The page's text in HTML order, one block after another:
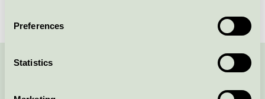
Preferences
Statistics
eller via formuläret: